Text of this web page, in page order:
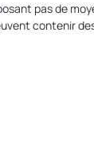
pas
contenir